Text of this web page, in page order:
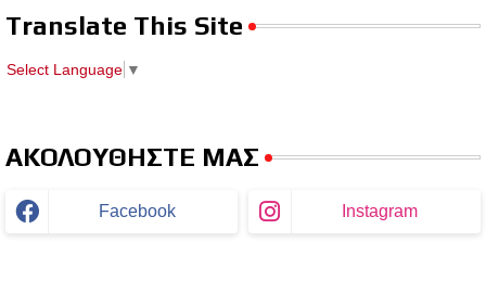
Translate This Site
Select Language ▼
ΑΚΟΛΟΥΘΗΣΤΕ ΜΑΣ
Facebook Instagram